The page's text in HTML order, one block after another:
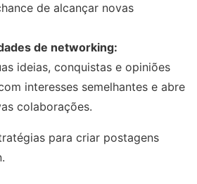
de alcançar novas
de networking:
ideias, conquistas e opiniões
interesses semelhantes e abre
colaborações.
para criar postagens